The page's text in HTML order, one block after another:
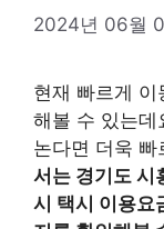
2024년 06월
현재 빠르게
해볼 수 있는데
논다면 더욱
서는 경기도 시
시 택시 이용요